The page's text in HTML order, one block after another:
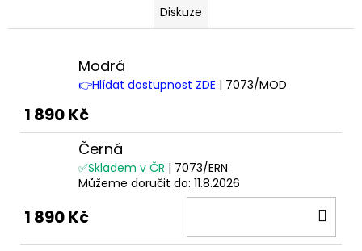
Diskuze
Modrá
👉Hlídat dostupnost ZDE | 7073/MOD
1 890 Kč
Černá
✅Skladem v ČR | 7073/ERN
Můžeme doručit do: 11.8.2026
1 890 Kč